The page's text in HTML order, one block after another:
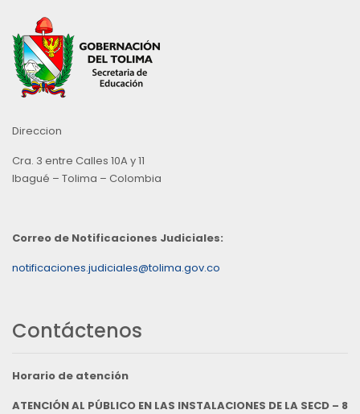
Direccion
Cra. 3 entre Calles 10A y 11
Ibagué – Tolima – Colombia
Correo de Notificaciones Judiciales:
notificaciones.judiciales@tolima.gov.co
Contáctenos
Horario de atención
ATENCIÓN AL PÚBLICO EN LAS INSTALACIONES DE LA SECD – 8